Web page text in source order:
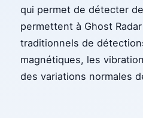
qui permet de détecter
permettent à Ghost
traditionnels de
magnétiques, les
des variations normales